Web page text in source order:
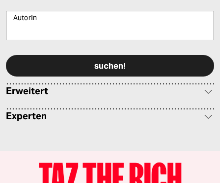
AutorIn
Erweitert
Experten